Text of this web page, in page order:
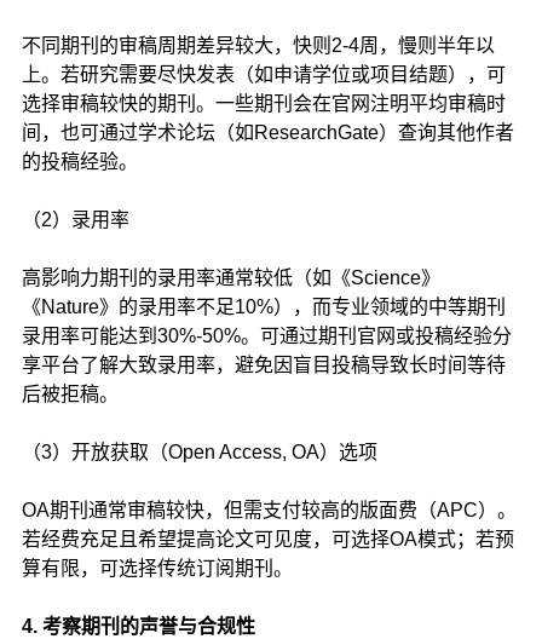
不同期刊的审稿周期差异较大，快则2-4周，慢则半年以
上。若研究需要尽快发表（如申请学位或项目结题），可
选择审稿较快的期刊。一些期刊会在官网注明平均审稿时
间，也可通过学术论坛（如ResearchGate）查询其他作者
的投稿经验。
（2）录用率
高影响力期刊的录用率通常较低（如《Science》
《Nature》的录用率不足10%），而专业领域的中等期刊
录用率可能达到30%-50%。可通过期刊官网或投稿经验分
享平台了解大致录用率，避免因盲目投稿导致长时间等待
后被拒稿。
（3）开放获取（Open Access, OA）选项
OA期刊通常审稿较快，但需支付较高的版面费（APC）。
若经费充足且希望提高论文可见度，可选择OA模式；若预
算有限，可选择传统订阅期刊。
4. 考察期刊的声誉与合规性